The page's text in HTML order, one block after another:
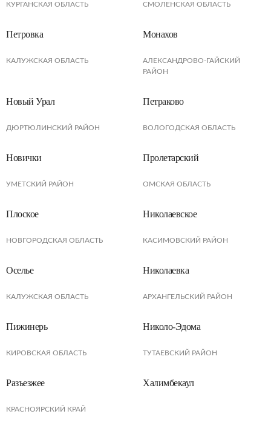
КУРГАНСКАЯ ОБЛАСТЬ СМОЛЕНСКАЯ ОБЛАСТЬ
Петровка
КАЛУЖСКАЯ ОБЛАСТЬ
Монахов
АЛЕКСАНДРОВО-ГАЙСКИЙ
РАЙОН
Новый Урал
ДЮРТЮЛИНСКИЙ РАЙОН
Петраково
ВОЛОГОДСКАЯ ОБЛАСТЬ
Новички
УМЕТСКИЙ РАЙОН
Пролетарский
ОМСКАЯ ОБЛАСТЬ
Плоское
НОВГОРОДСКАЯ ОБЛАСТЬ
Николаевское
КАСИМОВСКИЙ РАЙОН
Оселье
КАЛУЖСКАЯ ОБЛАСТЬ
Николаевка
АРХАНГЕЛЬСКИЙ РАЙОН
Пижинерь
КИРОВСКАЯ ОБЛАСТЬ
Николо-Эдома
ТУТАЕВСКИЙ РАЙОН
Разъезжее
КРАСНОЯРСКИЙ КРАЙ
Халимбекаул